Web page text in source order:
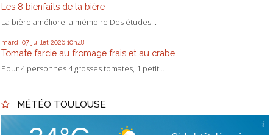
Les 8 bienfaits de la bière
La bière améliore la mémoire Des études...
mardi 07 juillet 2026 10h48
Tomate farcie au fromage frais et au crabe
Pour 4 personnes 4 grosses tomates, 1 petit...
MÉTÉO TOULOUSE